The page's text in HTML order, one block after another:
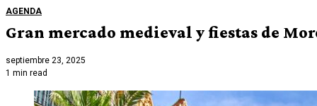
AGENDA
Gran mercado medieval y fiestas de
septiembre 23, 2025
1 min read